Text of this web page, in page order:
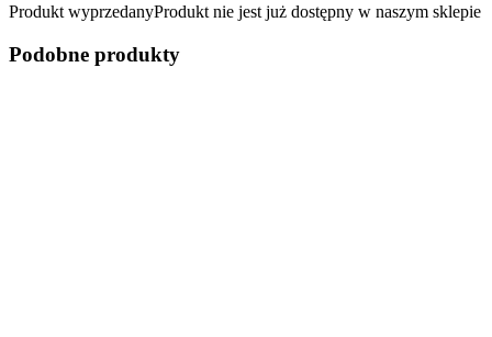
Produkt wyprzedanyProdukt nie jest już dostępny w naszym sklepie
Podobne produkty